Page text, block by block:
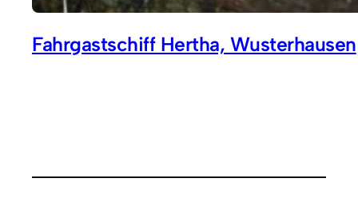
Fahrgastschiff Hertha, Wusterhausen